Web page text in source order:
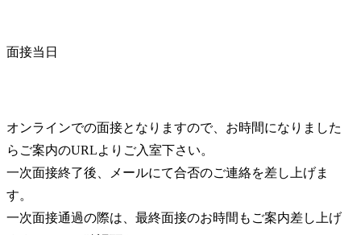
面接当日
オンラインでの面接となりますので、お時間になりました
らご案内のURLよりご入室下さい。
一次面接終了後、メールにて合否のご連絡を差し上げま
す。
一次面接通過の際は、最終面接のお時間もご案内差し上げ